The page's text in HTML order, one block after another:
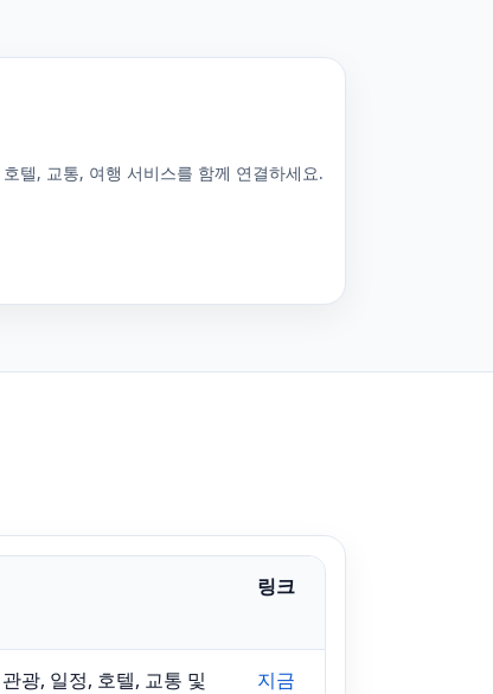
텔, 교통, 여행 서비스를 함께 연결하세요.
링크
광, 일정, 호텔, 교통 및
지금